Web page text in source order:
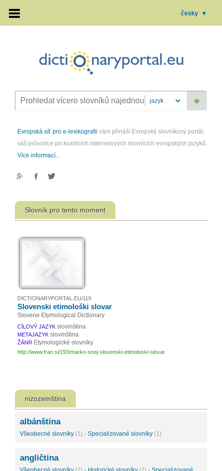
česky ▼
Evropská síť pro e-lexikografii vám přináší Evropský slovníkový portál,
váš průvodce po kvalitních internetových slovnících evropských jazyků.
Více informací...
Slovník pro tento moment
DICTIONARYPORTAL.EU/119
Slovenski etimološki slovar
Slovene Etymological Dictionary
CÍLOVÝ JAZYK slovinština
METAJAZYK slovinština
ŽÁNR Etymologické slovníky
http://www.fran.si/193/marko-snoj-slovenski-etimoloski-slovar
nizozemština
albánština
Všeobecné slovníky (1) · Specializované slovníky (1)
angličtina